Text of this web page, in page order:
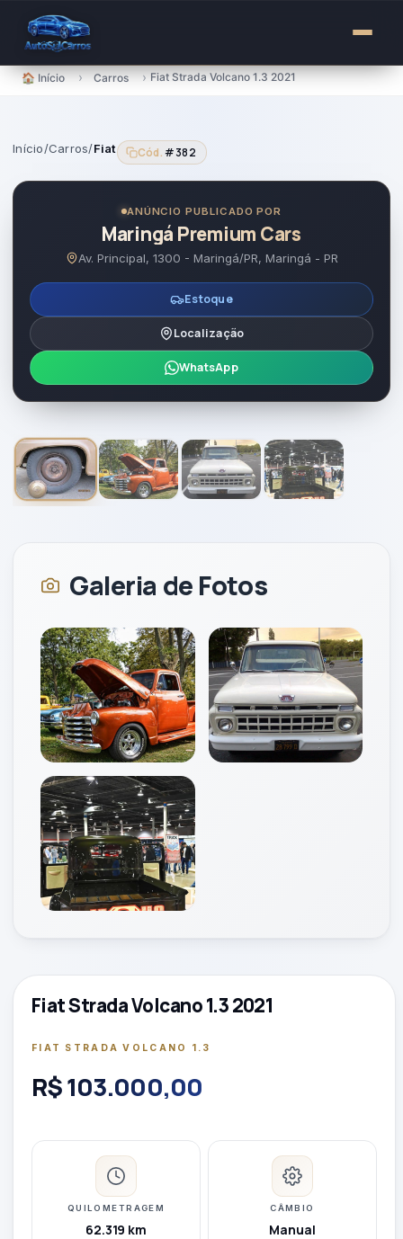
🏠 Início › Carros › Fiat Strada Volcano 1.3 2021
conteúdo
Início/Carros/Fiat Cód.#382
ANÚNCIO PUBLICADO POR
Maringá Premium Cars
Av. Principal, 1300 - Maringá/PR, Maringá - PR
Estoque
Localização
WhatsApp
2021
Galeria de Fotos
Fiat Strada Volcano 1.3 2021
FIAT STRADA VOLCANO 1.3
R$ 103.000,00
QUILOMETRAGEM
62.319 km
CÂMBIO
Manual